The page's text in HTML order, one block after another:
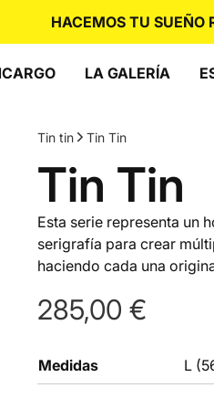
HACEMOS TU SUEÑO
LA GALERÍA
Tin tin Tin Tin
Tin Tin
Esta serie representa un
serigrafía para crear
haciendo cada una
285,00 €
Medidas L